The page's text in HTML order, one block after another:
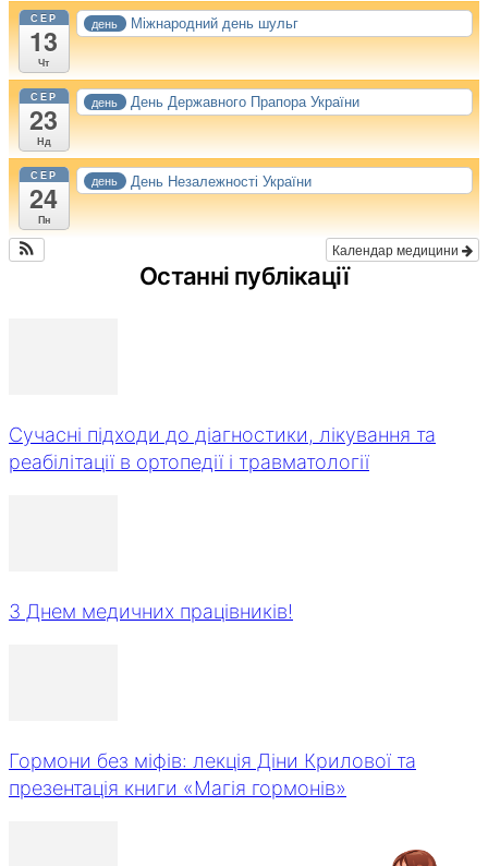
СЕР
13
Чт
день Міжнародний день шульг
СЕР
23
Нд
день День Державного Прапора України
СЕР
24
Пн
день День Незалежності України
Календар медицини
Останні публікації
Сучасні підходи до діагностики, лікування та
реабілітації в ортопедії і травматології
З Днем медичних працівників!
Гормони без міфів: лекція Діни Крилової та
презентація книги «Магія гормонів»